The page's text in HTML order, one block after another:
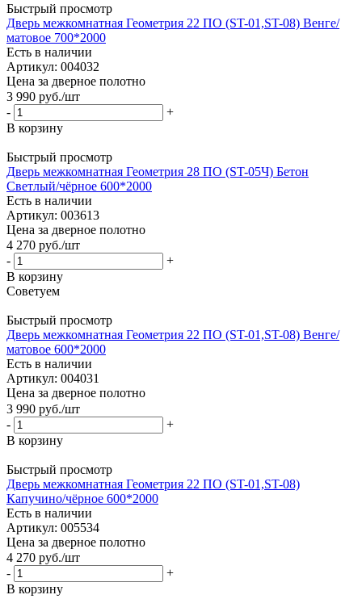
Быстрый просмотр
Дверь межкомнатная Геометрия 22 ПО (ST-01,ST-08) Венге/
матовое 700*2000
Есть в наличии
Артикул: 004032
Цена за дверное полотно
3 990 руб./шт
-
+
В корзину
Быстрый просмотр
Дверь межкомнатная Геометрия 28 ПО (ST-05Ч) Бетон
Светлый/чёрное 600*2000
Есть в наличии
Артикул: 003613
Цена за дверное полотно
4 270 руб./шт
-
+
В корзину
Советуем
Быстрый просмотр
Дверь межкомнатная Геометрия 22 ПО (ST-01,ST-08) Венге/
матовое 600*2000
Есть в наличии
Артикул: 004031
Цена за дверное полотно
3 990 руб./шт
-
+
В корзину
Быстрый просмотр
Дверь межкомнатная Геометрия 22 ПО (ST-01,ST-08)
Капучино/чёрное 600*2000
Есть в наличии
Артикул: 005534
Цена за дверное полотно
4 270 руб./шт
-
+
В корзину